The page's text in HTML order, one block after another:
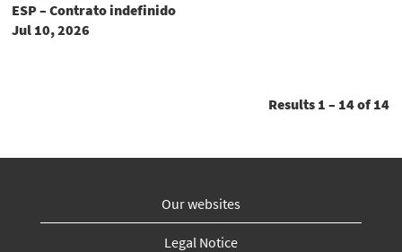
ESP – Contrato indefinido
Jul 10, 2026
Results 1 – 14of14
Our websites
Legal Notice